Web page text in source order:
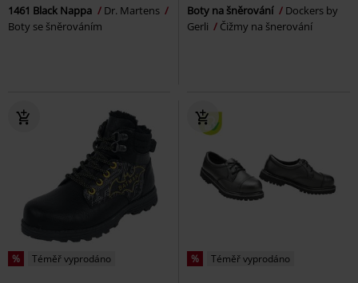
1461 Black Nappa
Dr. Martens
Boty se šněrováním
Boty na šněrování
Dockers by
Gerli
Čižmy na šnerování
% Téměř vyprodáno % Téměř vyprodáno